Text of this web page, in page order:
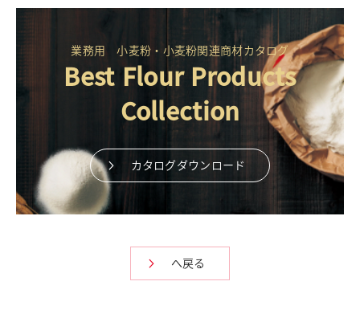
業務用 小麦粉・小麦粉関連商材カタログ
Best Flour Products
Collection
カタログダウンロード
へ戻る